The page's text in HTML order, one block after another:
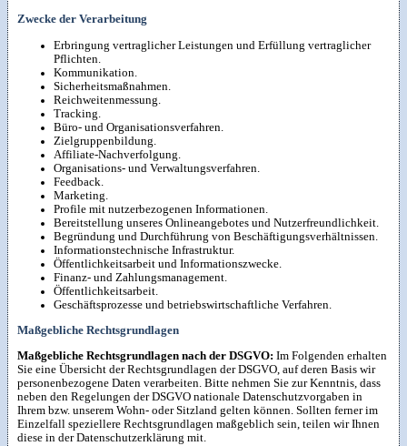
Zwecke der Verarbeitung
Erbringung vertraglicher Leistungen und Erfüllung vertraglicher
Pflichten.
Kommunikation.
Sicherheitsmaßnahmen.
Reichweitenmessung.
Tracking.
Büro- und Organisationsverfahren.
Zielgruppenbildung.
Affiliate-Nachverfolgung.
Organisations- und Verwaltungsverfahren.
Feedback.
Marketing.
Profile mit nutzerbezogenen Informationen.
Bereitstellung unseres Onlineangebotes und Nutzerfreundlichkeit.
Begründung und Durchführung von Beschäftigungsverhältnissen.
Informationstechnische Infrastruktur.
Öffentlichkeitsarbeit und Informationszwecke.
Finanz- und Zahlungsmanagement.
Öffentlichkeitsarbeit.
Geschäftsprozesse und betriebswirtschaftliche Verfahren.
Maßgebliche Rechtsgrundlagen
Maßgebliche Rechtsgrundlagen nach der DSGVO:Im Folgenden erhalten
Sie eine Übersicht der Rechtsgrundlagen der DSGVO, auf deren Basis wir
personenbezogene Daten verarbeiten. Bitte nehmen Sie zur Kenntnis, dass
neben den Regelungen der DSGVO nationale Datenschutzvorgaben in
Ihrem bzw. unserem Wohn- oder Sitzland gelten können. Sollten ferner im
Einzelfall speziellere Rechtsgrundlagen maßgeblich sein, teilen wir Ihnen
diese in der Datenschutzerklärung mit.